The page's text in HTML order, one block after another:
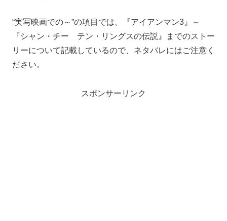
“実写映画での～”の項目では、『アイアンマン3』～
『シャン・チー テン・リングスの伝説』までのストー
リーについて記載しているので、ネタバレにはご注意く
ださい。
スポンサーリンク